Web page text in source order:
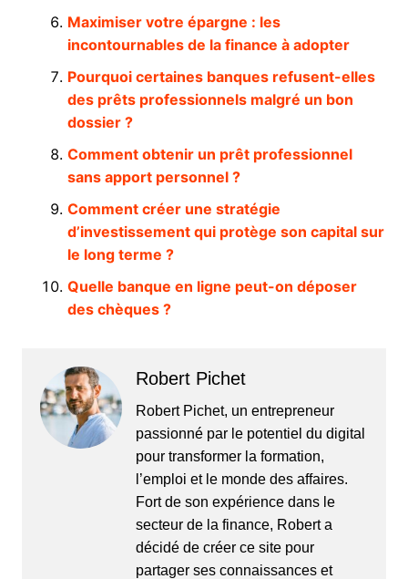
Maximiser votre épargne : les
incontournables de la finance à adopter
Pourquoi certaines banques refusent-elles
des prêts professionnels malgré un bon
dossier ?
Comment obtenir un prêt professionnel
sans apport personnel ?
Comment créer une stratégie
d’investissement qui protège son capital sur
le long terme ?
Quelle banque en ligne peut-on déposer
des chèques ?
Robert Pichet
Robert Pichet, un entrepreneur
passionné par le potentiel du digital
pour transformer la formation,
l’emploi et le monde des affaires.
Fort de son expérience dans le
secteur de la finance, Robert a
décidé de créer ce site pour
partager ses connaissances et